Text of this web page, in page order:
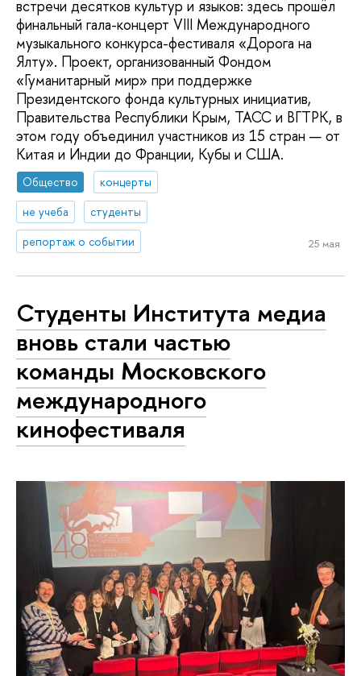
встречи десятков культур и языков: здесь прошёл
финальный гала-концерт VIII Международного
музыкального конкурса-фестиваля «Дорога на
Ялту». Проект, организованный Фондом
«Гуманитарный мир» при поддержке
Президентского фонда культурных инициатив,
Правительства Республики Крым, ТАСС и ВГТРК, в
этом году объединил участников из 15 стран — от
Китая и Индии до Франции, Кубы и США.
Общество
концерты
не учеба
студенты
репортаж о событии
25 мая
Студенты Института медиа
вновь стали частью
команды Московского
международного
кинофестиваля